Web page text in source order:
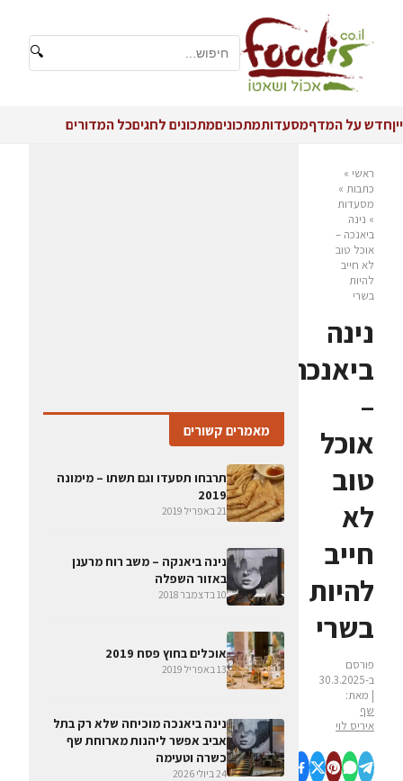
🔍
ייןחדש על המדףמסעדותמתכוניםמתכונים לחגיםכל המדורים
ראשי »
כתבות »
מסעדות
» נינה
ביאנכה –
אוכל טוב
לא חייב
להיות
בשרי
נינה
ביאנכה
–
אוכל
טוב
לא
חייב
להיות
בשרי
פורסם
ב-30.3.2025
| מאת:
שף
איריס לוי
מאמרים קשורים
תרבחו תסעדו וגם תשתו – מימונה
2019
21 באפריל 2019
נינה ביאנקה – משב רוח מרענן
באזור השפלה
10 בדצמבר 2018
אוכלים בחוץ פסח 2019
13 באפריל 2019
נינה ביאנכה מוכיחה שלא רק בתל
אביב אפשר ליהנות מארוחת שף
כשרה וטעימה
24 ביולי 2026